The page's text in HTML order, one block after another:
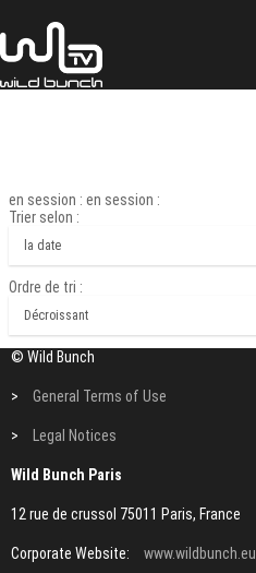
en session : en session :
Trier selon :
Ordre de tri :
© Wild Bunch
> General Terms of Use
> Legal Notices
Wild Bunch Paris
12 rue de crussol 75011 Paris, France
Corporate Website: www.wildbunch.eu